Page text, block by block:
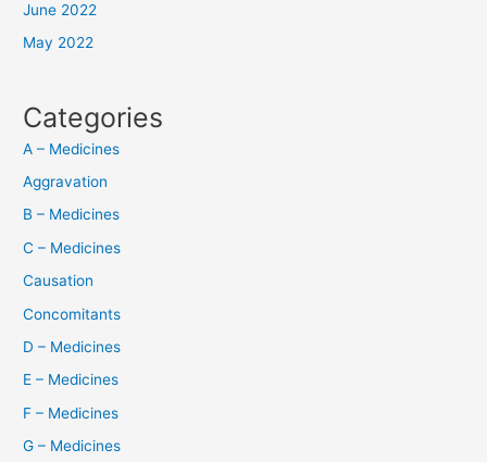
June 2022
May 2022
Categories
A – Medicines
Aggravation
B – Medicines
C – Medicines
Causation
Concomitants
D – Medicines
E – Medicines
F – Medicines
G – Medicines